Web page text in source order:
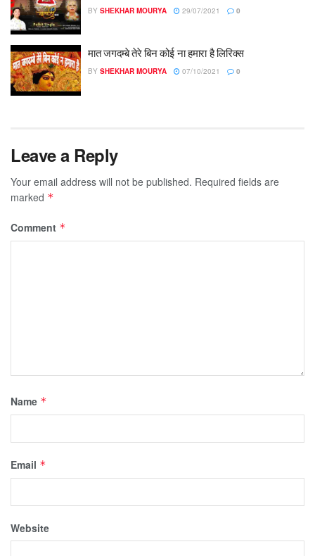
BY SHEKHAR MOURYA 29/07/2021 0
मात जगदम्बे तेरे बिन कोई ना हमारा है लिरिक्स
BY SHEKHAR MOURYA 07/10/2021 0
Leave a Reply
Your email address will not be published. Required fields are
marked *
Comment *
Name *
Email *
Website